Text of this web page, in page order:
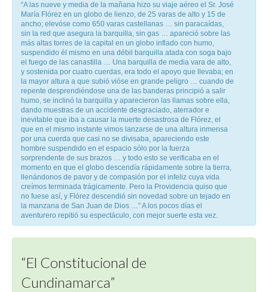
“A las nueve y media de la mañana hizo su viaje aéreo el Sr. José
María Flórez en un globo de lienzo, de 25 varas de alto y 15 de
ancho; elevóse como 650 varas castellanas … sin paracaídas,
sin la red que asegura la barquilla, sin gas … apareció sobre las
más altas torres de la capital en un globo inflado con humo,
suspendido él mismo en una débil barquilla atada con soga bajo
el fuego de las canastilla … Una barquilla de media vara de alto,
y sostenida por cuatro cuerdas, era todo el apoyo que llevaba; en
la mayor altura a que subió vióse en grande peligro … cuando de
repente desprendiéndose una de las banderas principió a salir
humo, se inclinó la barquilla y aparecieron las llamas sobre ella,
dando muestras de un accidente desgraciado, aterrador e
inevitable que iba a causar la muerte desastrosa de Flórez, el
que en el mismo instante vimos lanzarse de una altura inmensa
por una cuerda que casi no se divisaba, apareciendo este
hombre suspendido en el espacio sólo por la fuerza
sorprendente de sus brazos … y todo esto se verificaba en el
momento en que el globo descendía rápidamente sobre la tierra,
llenándonos de pavor y de compasión por el infeliz cuya vida
creímos terminada trágicamente. Pero la Providencia quiso que
no fuese así, y Flórez descendió sin novedad sobre un tejado en
la manzana de San Juan de Dios …” A los pocos días el
aventurero repitió su espectáculo, con mejor suerte esta vez.
“El Constitucional de
Cundinamarca”